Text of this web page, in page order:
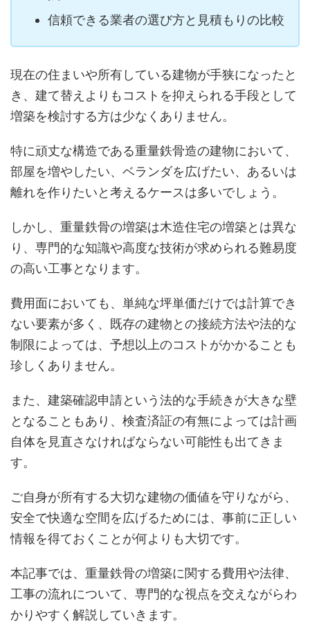
信頼できる業者の選び方と見積もりの比較
現在の住まいや所有している建物が手狭になったと
き、建て替えよりもコストを抑えられる手段として
増築を検討する方は少なくありません。
特に頑丈な構造である重量鉄骨造の建物において、
部屋を増やしたい、ベランダを広げたい、あるいは
離れを作りたいと考えるケースは多いでしょう。
しかし、重量鉄骨の増築は木造住宅の増築とは異な
り、専門的な知識や高度な技術が求められる難易度
の高い工事となります。
費用面においても、単純な坪単価だけでは計算でき
ない要素が多く、既存の建物との接続方法や法的な
制限によっては、予想以上のコストがかかることも
珍しくありません。
また、建築確認申請という法的な手続きが大きな壁
となることもあり、検査済証の有無によっては計画
自体を見直さなければならない可能性も出てきま
す。
ご自身が所有する大切な建物の価値を守りながら、
安全で快適な空間を広げるためには、事前に正しい
情報を得ておくことが何よりも大切です。
本記事では、重量鉄骨の増築に関する費用や法律、
工事の流れについて、専門的な視点を交えながらわ
かりやすく解説していきます。